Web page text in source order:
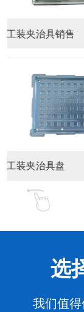
零器件加工
东莞精密零件加
选
我们值